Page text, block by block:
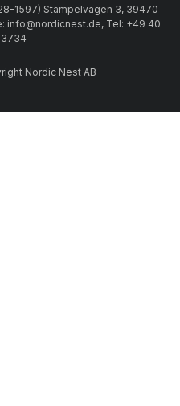
1597) Stämpelvägen 3, 39470
info@nordicnest.de, Tel: +49 40
Nordic Nest AB